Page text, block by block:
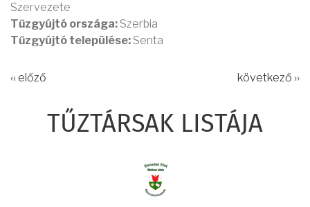
Szervezete
Tűzgyújtó országa: Szerbia
Tűzgyújtó települése: Senta
‹‹ előző következő ››
TŰZTÁRSAK LISTÁJA